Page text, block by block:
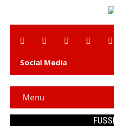
Social Media
Menu